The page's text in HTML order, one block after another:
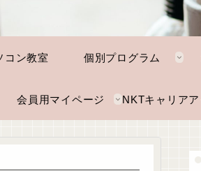
コン教室 個別プログラム
会員用マイページ